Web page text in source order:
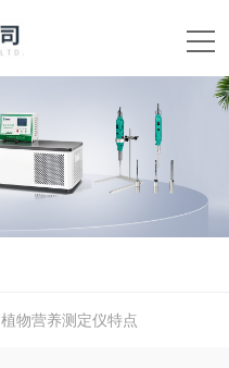
植物营养测定仪特点